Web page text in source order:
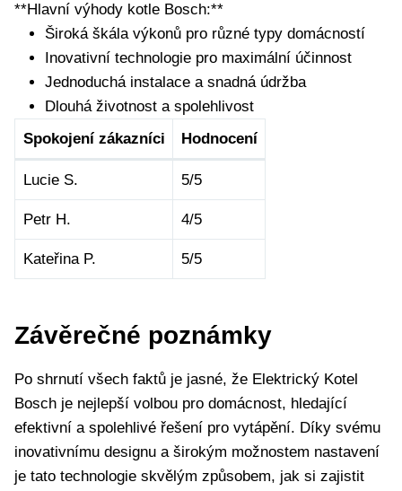
**Hlavní výhody kotle Bosch:**
Široká škála výkonů pro různé typy domácností
Inovativní technologie pro maximální účinnost
Jednoduchá instalace⁣ a snadná údržba
Dlouhá životnost a spolehlivost
Spokojení zákazníci
Hodnocení
Lucie S. 5/5
Petr‍ H. 4/5
Kateřina P. 5/5
Závěrečné ‌poznámky
Po shrnutí všech faktů je jasné, že Elektrický Kotel
Bosch‍ je nejlepší volbou pro domácnost, hledající
efektivní a spolehlivé řešení pro‌ vytápění. Díky svému
inovativnímu designu a širokým možnostem nastavení
je tato technologie skvělým způsobem, jak si zajistit